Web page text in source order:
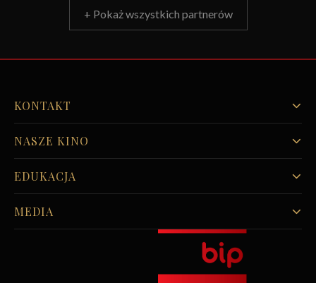
+ Pokaż wszystkich partnerów
KONTAKT
NASZE KINO
EDUKACJA
MEDIA